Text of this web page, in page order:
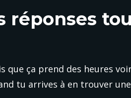
réponses
que ça prend des heures
tu arrives à en trouver